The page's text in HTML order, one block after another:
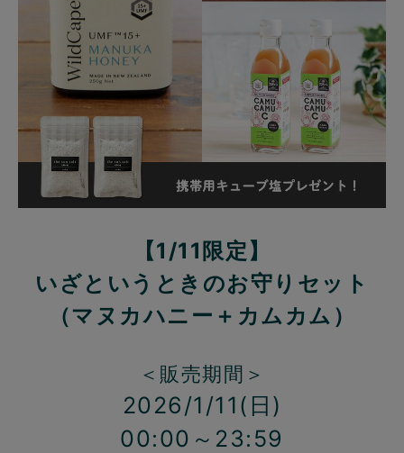
【1/11限定】
いざというときのお守りセット
（マヌカハニー＋カムカム）
＜販売期間＞
2026/1/11(日)
00:00～23:59